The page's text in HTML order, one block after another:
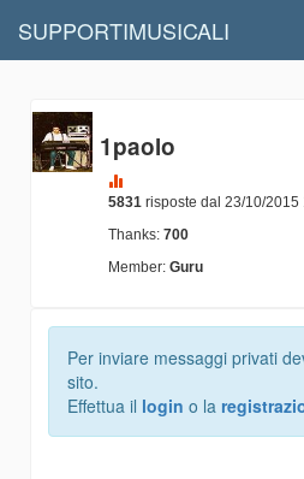
SUPPORTIMUSICALI
1paolo
5831 risposte dal 23/10/2015
Thanks: 700
Member: Guru
Per inviare messaggi privati
sito.
Effettua il login o la